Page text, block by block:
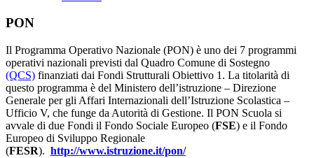
PON
Il Programma Operativo Nazionale (PON) è uno dei 7 programmi
operativi nazionali previsti dal Quadro Comune di Sostegno
(QCS) finanziati dai Fondi Strutturali Obiettivo 1. La titolarità di
questo programma è del Ministero dell’istruzione – Direzione
Generale per gli Affari Internazionali dell’Istruzione Scolastica –
Ufficio V, che funge da Autorità di Gestione. Il PON Scuola si
avvale di due Fondi il Fondo Sociale Europeo (FSE) e il Fondo
Europeo di Sviluppo Regionale
(FESR). http://www.istruzione.it/pon/